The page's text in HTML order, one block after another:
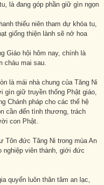
là đang góp phần giữ gìn ngọn
thiếu niên tham dự khóa tu,
giống thiện lành sẽ nở hoa
Giáo hội hôm nay, chính là
cháu mai sau.
là mái nhà chung của Tăng Ni
gìn giữ truyền thống Phật giáo,
Chánh pháp cho các thế hệ
cần đến tình thương, trách
con Phật.
Tôn đức Tăng Ni trong mùa An
nghiệp viên thành, giới đức
quyến luôn thân tâm an lạc,